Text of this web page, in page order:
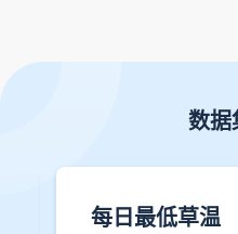
数据
每日最低草温